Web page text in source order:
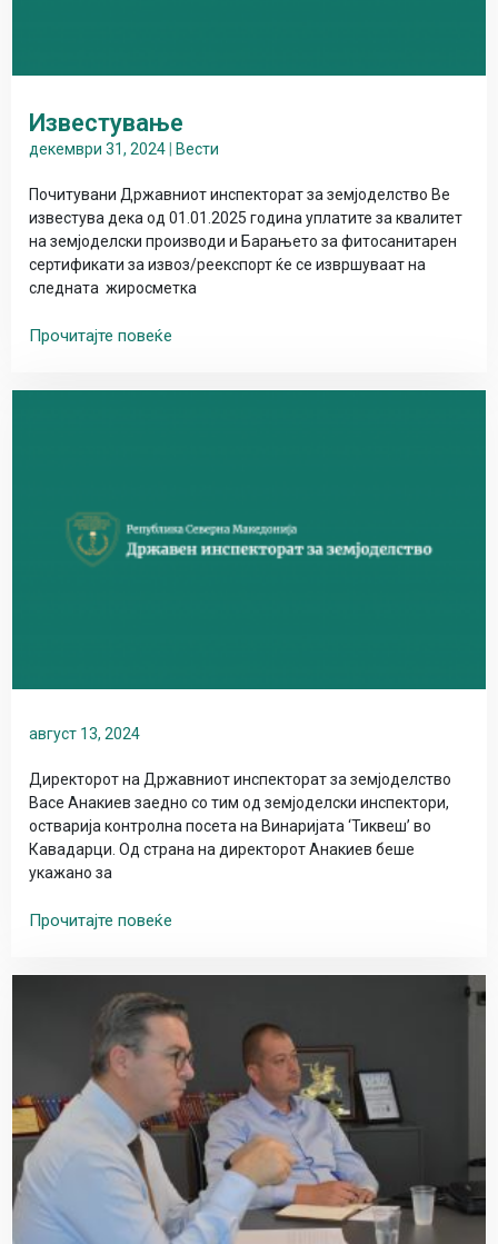
Известување
декември 31, 2024 Вести
Почитувани Државниот инспекторат за земјоделство Ве
известува дека од 01.01.2025 година уплатите за квалитет
на земјоделски производи и Барањето за фитосанитарен
сертификати за извоз/реекспорт ќе се извршуваат на
следната жиросметка
Прочитајте повеќе
август 13, 2024
Директорот на Државниот инспекторат за земјоделство
Васе Анакиев заедно со тим од земјоделски инспектори,
остварија контролна посета на Винаријата ‘Тиквеш’ во
Кавадарци. Од страна на директорот Анакиев беше
укажано за
Прочитајте повеќе